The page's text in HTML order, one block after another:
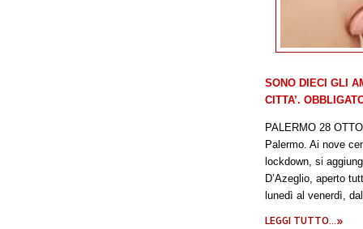
SONO DIECI GLI
CITTA’.
PALERMO 28
Palermo. Ai nove
lockdown, si
D’Azeglio, aperto
lunedì al venerdì,
LEGGI TUTTO...»